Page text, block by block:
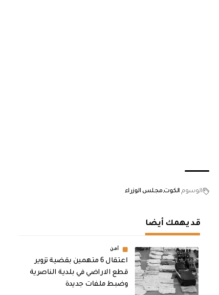
الوسوم الكوت مجلس الوزراء
قد يهمك أيضا
أمن
اعتقال 6 متهمين بقضية تزوير
قطع الاراضي في بلدية الناصرية
وضبط ملفات جديدة